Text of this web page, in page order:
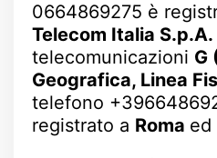
0664869275 è
Telecom Italia S.p.A.
telecomunicazioni G
Geografica, Linea
telefono
registrato a Roma ed